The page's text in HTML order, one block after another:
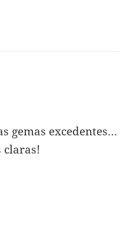
gemas excedentes…
claras!